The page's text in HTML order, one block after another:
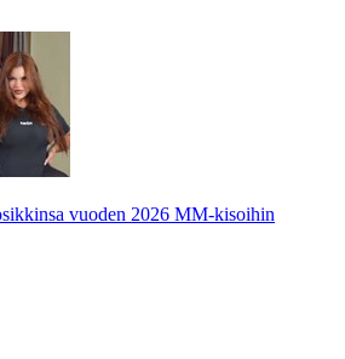
vuoden 2026 MM-kisoihin